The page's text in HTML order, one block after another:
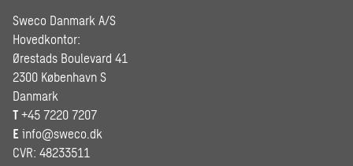
Sweco Danmark A/S
Hovedkontor:
Ørestads Boulevard 41
2300 København S
Danmark
T +45 7220 7207
E info@sweco.dk
CVR: 48233511